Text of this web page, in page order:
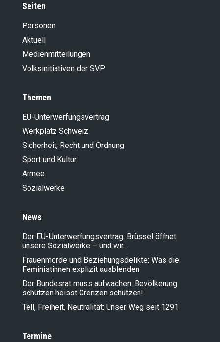
Seiten
Personen
Aktuell
Medienmitteilungen
Volksinitiativen der SVP
Themen
EU-Unterwerfungsvertrag
Werkplatz Schweiz
Sicherheit, Recht und Ordnung
Sport und Kultur
Armee
Sozialwerke
News
Der EU-Unterwerfungsvertrag: Brüssel öffnet
unsere Sozialwerke – und wir…
Frauenmorde und Beziehungsdelikte: Was die
Feministinnen explizit ausblenden
Der Bundesrat muss aufwachen: Bevölkerung
schützen heisst Grenzen schützen!
Tell, Freiheit, Neutralität: Unser Weg seit 1291
Termine